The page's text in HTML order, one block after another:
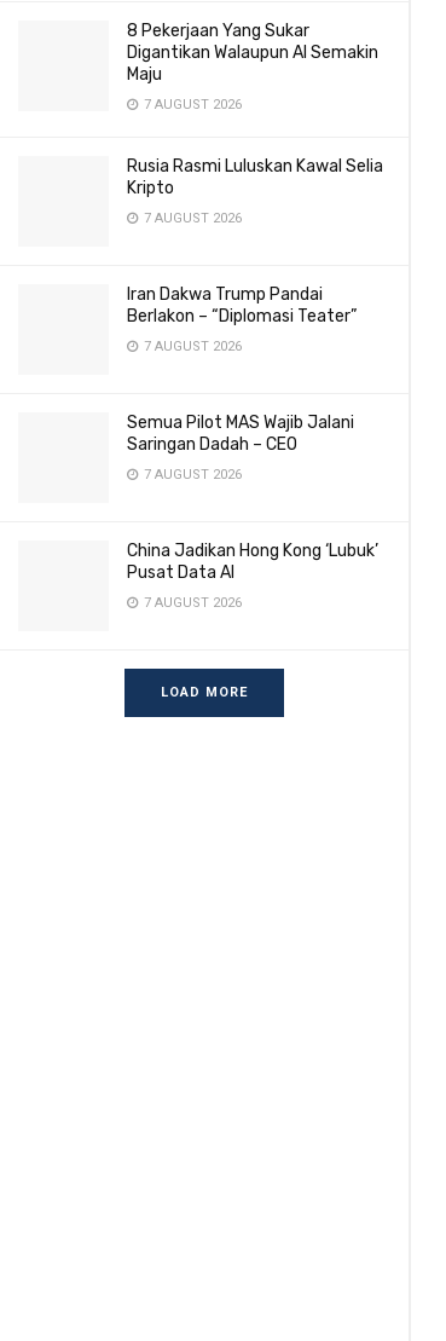
8 Pekerjaan Yang Sukar
Digantikan Walaupun AI Semakin
Maju
7 AUGUST 2026
Rusia Rasmi Luluskan Kawal Selia
Kripto
7 AUGUST 2026
Iran Dakwa Trump Pandai
Berlakon – “Diplomasi Teater”
7 AUGUST 2026
Semua Pilot MAS Wajib Jalani
Saringan Dadah – CEO
7 AUGUST 2026
China Jadikan Hong Kong ‘Lubuk’
Pusat Data AI
7 AUGUST 2026
LOAD MORE